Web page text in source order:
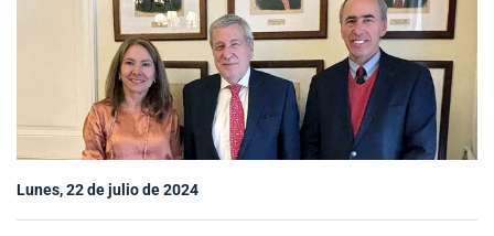
Servicios ciudadanos
Subsecretaría de Relaciones Económicas
Internacionales
Sala de prensa
Lunes, 22 de julio de 2024